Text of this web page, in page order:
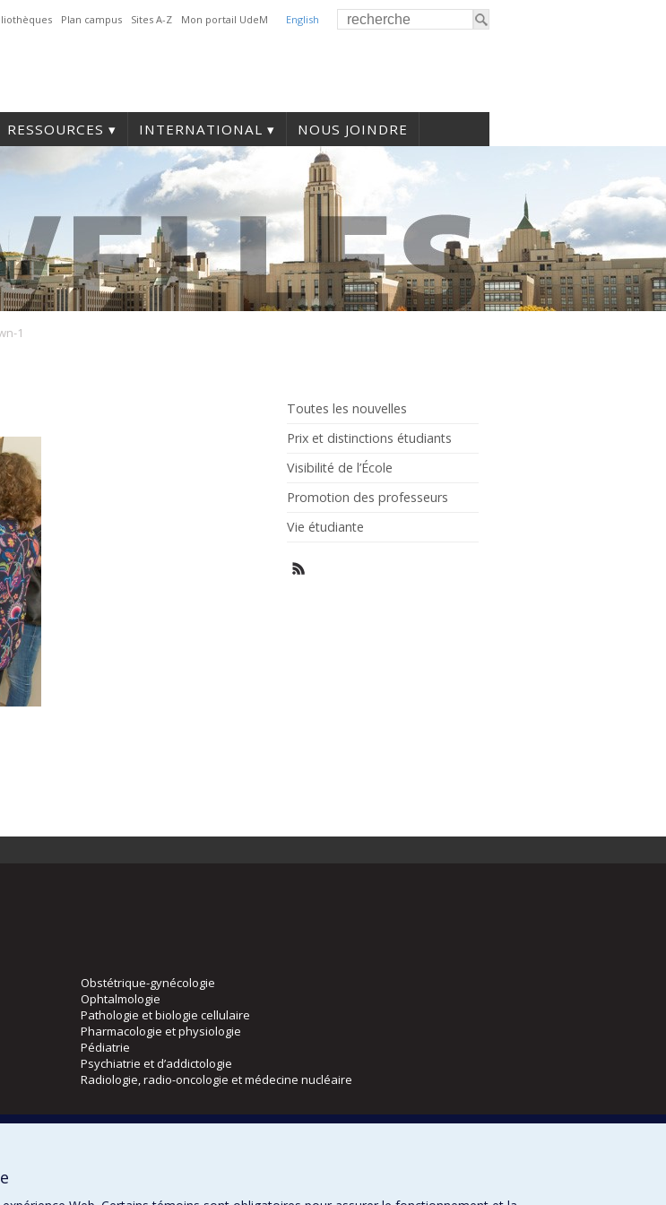
English
Plan campus Sites A-Z Mon portail UdeM
RESSOURCES INTERNATIONAL NOUS JOINDRE
1
Toutes les nouvelles
Prix et distinctions étudiants
Visibilité de l’École
Promotion des professeurs
Vie étudiante
Obstétrique-gynécologie
Ophtalmologie
Pathologie et biologie cellulaire
Pharmacologie et physiologie
Pédiatrie
Psychiatrie et d’addictologie
Radiologie, radio-oncologie et médecine nucléaire